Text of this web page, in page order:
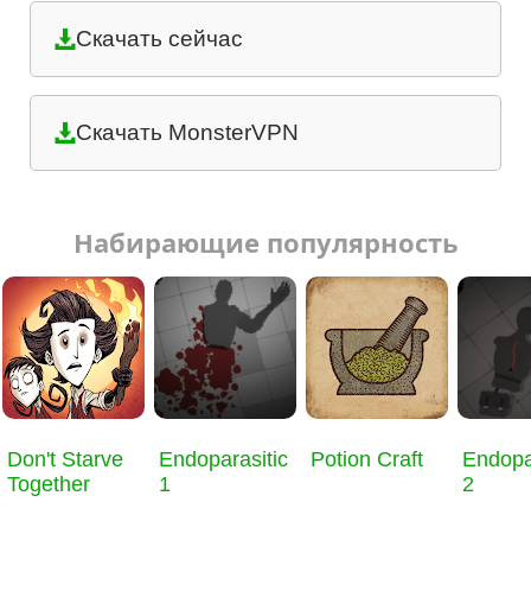
Скачать сейчас
Скачать MonsterVPN
Набирающие популярность
Don't Starve
Together
Endoparasitic
1
Potion Craft
2